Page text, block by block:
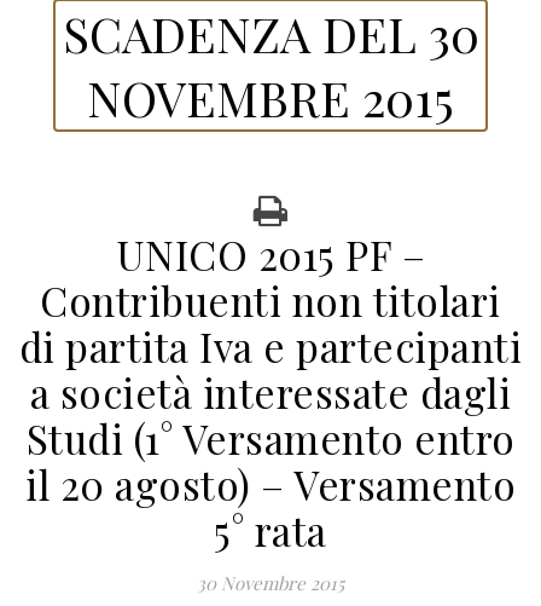
SCADENZA DEL 30
NOVEMBRE 2015
UNICO 2015 PF –
Contribuenti non titolari
di partita Iva e partecipanti
a società interessate dagli
Studi (1° Versamento entro
il 20 agosto) – Versamento
5° rata
30 Novembre 2015